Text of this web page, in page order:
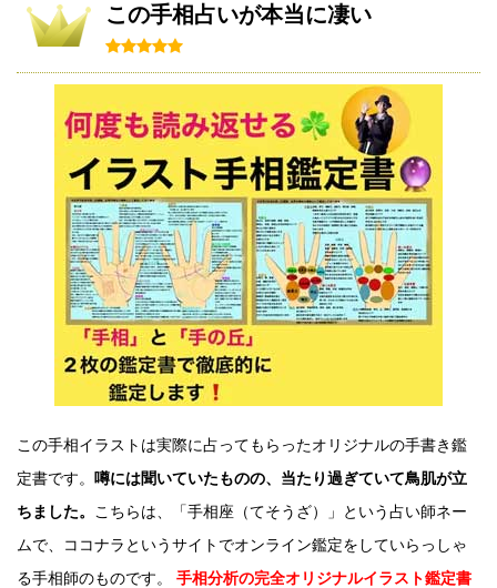
この手相占いが本当に凄い
この手相イラストは実際に占ってもらったオリジナルの手書き鑑
定書です。 噂には聞いていたものの、当たり過ぎていて鳥肌が立
ちました。
こちらは、「手相座（てそうざ）」という占い師ネー
ムで、ココナラというサイトでオンライン鑑定をしていらっしゃ
る手相師のものです。 手相分析の完全オリジナルイラスト鑑定書